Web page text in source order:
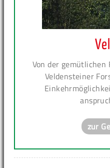
Von der
Veldensteiner
zur